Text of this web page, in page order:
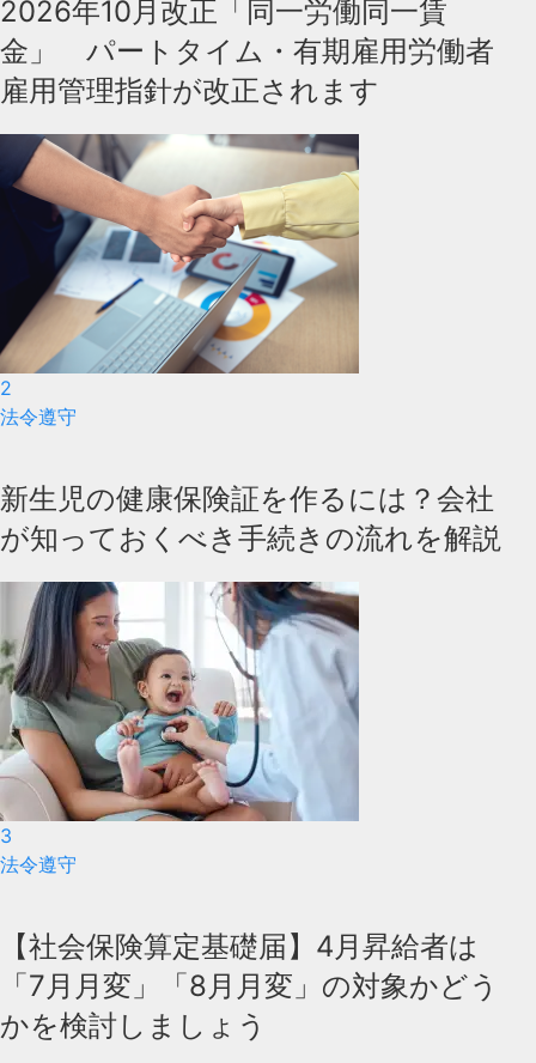
2026年10月改正「同一労働同一賃
金」 パートタイム・有期雇用労働者
雇用管理指針が改正されます
2
法令遵守
新生児の健康保険証を作るには？会社
が知っておくべき手続きの流れを解説
3
法令遵守
【社会保険算定基礎届】4月昇給者は
「7月月変」「8月月変」の対象かどう
かを検討しましょう